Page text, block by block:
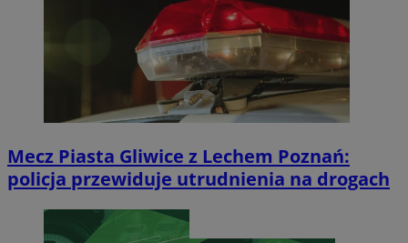
Mecz Piasta Gliwice z Lechem Poznań:
policja przewiduje utrudnienia na drogach